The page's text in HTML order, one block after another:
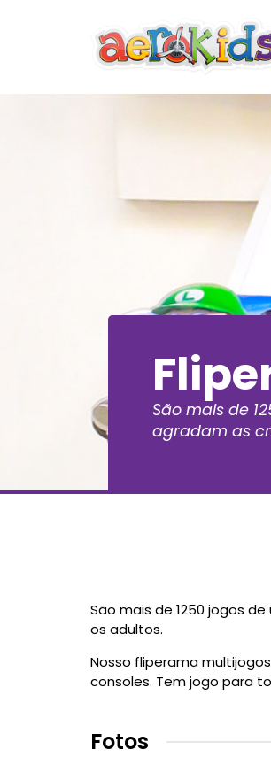
São mais de
agradam as
São mais de 1250 jogos
os adultos.
Nosso fliperama
consoles. Tem jogo para
Fotos